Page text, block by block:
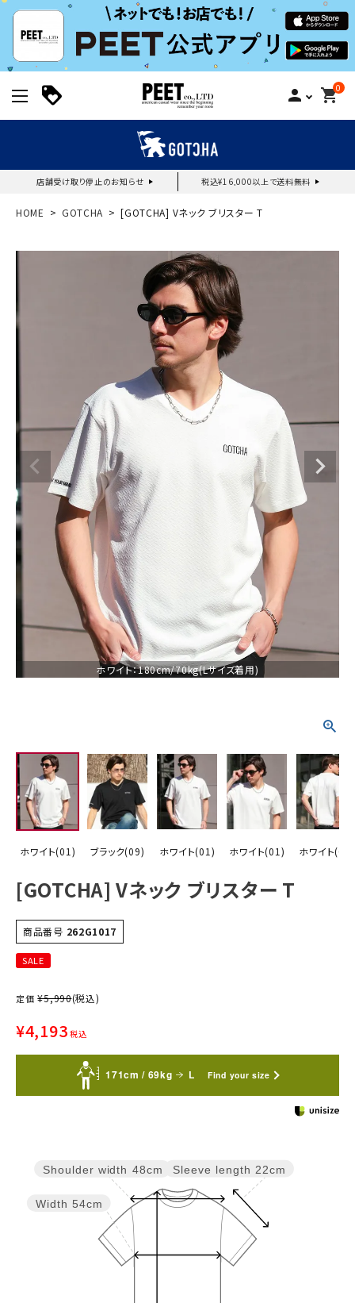
person 0
shopping_cart
店舗受け取り停止のお知らせ 税込¥16,000以上で送料無料
新規会員登録｜ログイン
ご利用ガイド
search
ブランドメニュー
スタイリング
ニュース・特集
お問い合わせ
HOME GOTCHA [GOTCHA] Vネック ブリスター T
ホワイト：180cm/70kg(Lサイズ着用)
ホワイト(01) ブラック(09) ホワイト(01) ホワイト(01) ホワイト(01)
[GOTCHA] Vネック ブリスター T
商品番号 262G1017
SALE
定価 ¥5,990(税込)
¥4,193 税込
171cm / 69kg L Find your size
Sleeve length 22cm
Width 54cm
Shoulder width 48cm